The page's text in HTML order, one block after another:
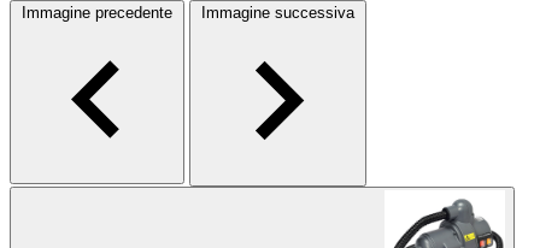
Immagine precedente Immagine successiva